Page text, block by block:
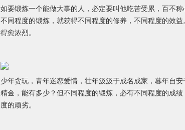
如要锻炼一个能做大事的人，必定要叫他吃苦受累，百不
不同程度的锻炼，就获得不同程度的修养，不同程度的效
得愈浓烈。
少年贪玩，青年迷恋爱情，壮年汲汲于成名成家，暮年自
精金，能有多少？但不同程度的锻炼，必有不同程度的成
度的顽劣。